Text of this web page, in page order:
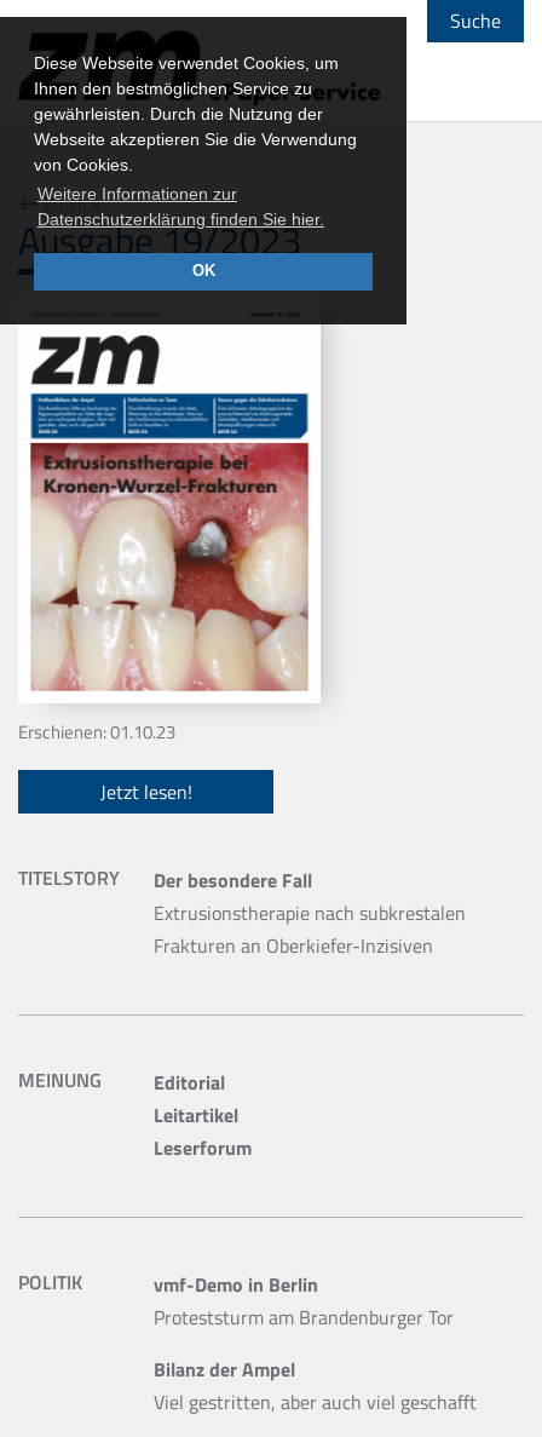
Diese Webseite verwendet Cookies, um
Ihnen den bestmöglichen Service zu
gewährleisten. Durch die Nutzung der
Webseite akzeptieren Sie die Verwendung
von Cookies.
Weitere Informationen zur
Datenschutzerklärung finden Sie hier.
OK
Suche
Ausgabe 19/2023
Zurück
Erschienen: 01.10.23
Jetzt lesen!
TITELSTORY
Der besondere Fall
Extrusionstherapie nach subkrestalen
Frakturen an Oberkiefer-Inzisiven
MEINUNG
Editorial
Leitartikel
Leserforum
POLITIK
vmf-Demo in Berlin
Proteststurm am Brandenburger Tor
Bilanz der Ampel
Viel gestritten, aber auch viel geschafft